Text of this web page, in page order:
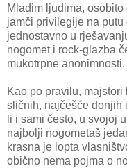
Mladim ljudima,
jamči privilegije na
jednostavno u
nogomet i rock-glazba
mukotrpne anonimnosti.
Kao po pravilu,
sličnih, najčešće donjih
li i sami često, u svojoj
najbolji nogometaš
krasna je lopta
obično nema pojma o